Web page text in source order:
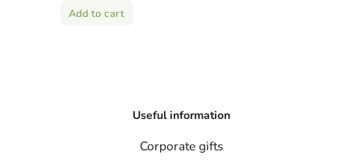
Add to cart
Useful information
Corporate gifts